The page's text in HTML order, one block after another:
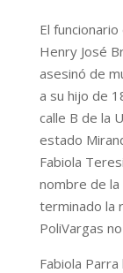
El
Henry José
asesinó de
a su hijo de
calle B de la
estado
Fabiola
nombre de la
terminado la
PoliVargas
Fabiola